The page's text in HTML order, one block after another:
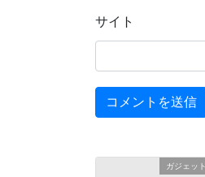
サイト
ガジェット